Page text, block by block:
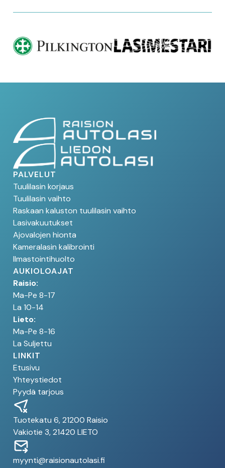
PALVELUT
Tuulilasin korjaus
Tuulilasin vaihto
Raskaan kaluston tuulilasin vaihto
Lasivakuutukset
Ajovalojen hionta
Kameralasin kalibrointi
Ilmastointihuolto
AUKIOLOAJAT
Raisio:
Ma-Pe 8-17
La 10-14
Lieto:
Ma-Pe 8-16
La Suljettu
LINKIT
Etusivu
Yhteystiedot
Pyydä tarjous
Tuotekatu 6, 21200 Raisio
Vakiotie 3, 21420 LIETO
myynti@raisionautolasi.fi